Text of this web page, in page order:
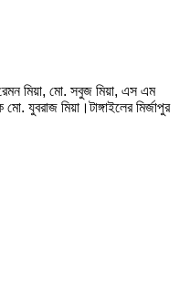
মিয়া, মো. সবুজ মিয়া, এস এম
যুবরাজ মিয়া।টাঙ্গাইলের মির্জাপুর